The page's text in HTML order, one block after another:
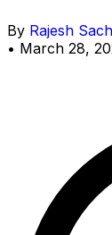
By Rajesh
• March 28,